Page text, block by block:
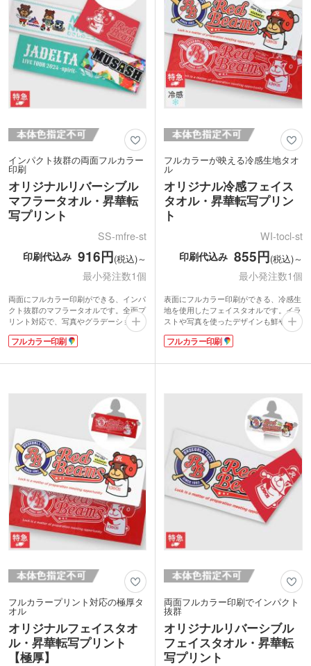
インパクト抜群の両面フルカラー
印刷
オリジナルリバーシブル
マフラータオル・昇華転
写プリント
SS-mfre-st
印刷代込み 916円(税込)～
最小発注数1個
両面にフルカラー印刷ができる、インパ
クト抜群のマフラータオルです。全面プ
リント対応で、写真やグラデーションな
ど細かなデザインもきれいに再現。1枚
で2つのデザインを楽しめるので、気分
すいサイズで、スポーツチームの応援グ
両面ともに、なめらかな触り心地が魅力
のラビットタッチ生地を使用していま
す。ほどよい厚みとしなやかさを兼ね備
えたタオルです。1枚からの小ロットで
ご注文いただけます。
フルカラー印刷
フルカラーが映える冷感生地タオ
ル
オリジナル冷感フェイス
タオル・昇華転写プリン
ト
WI-tocl-st
印刷代込み 855円(税込)～
最小発注数1個
表面にフルカラー印刷ができる、冷感生
地を使用したフェイスタオルです。イラ
ストや写真を使ったデザインも鮮やかに
表現でき、オリジナリティのあるアイテ
ムに仕上がります。サラッとしたポリエ
使いやすい定番サイズです。
にぴったり！高いUVカット効果も期待
できます。屋外イベントやお祭りの記念
品、スポーツチームの応援グッズなどに
フルカラー印刷
フルカラープリント対応の極厚タ
オル
オリジナルフェイスタオ
ル・昇華転写プリント
【極厚】
両面フルカラー印刷でインパクト
抜群
オリジナルリバーシブル
フェイスタオル・昇華転
写プリント